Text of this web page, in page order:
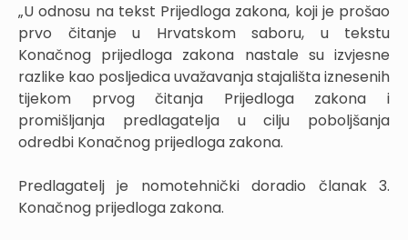
„U odnosu na tekst Prijedloga zakona, koji je prošao
prvo čitanje u Hrvatskom saboru, u tekstu
Konačnog prijedloga zakona nastale su izvjesne
razlike kao posljedica uvažavanja stajališta iznesenih
tijekom prvog čitanja Prijedloga zakona i
promišljanja predlagatelja u cilju poboljšanja
odredbi Konačnog prijedloga zakona.
Predlagatelj je nomotehnički doradio članak 3.
Konačnog prijedloga zakona.